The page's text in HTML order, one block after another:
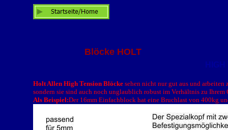
Blöcke HOLT
Holt Allen High Tension Blöcke sehen nicht nur gut aus und arbeiten
sondern sie sind auch noch unglaublich robust im Verhältnis zu Ihrem
Als Beispiel:Der 16mm Einfachblock hat eine Bruchlast von 400kg